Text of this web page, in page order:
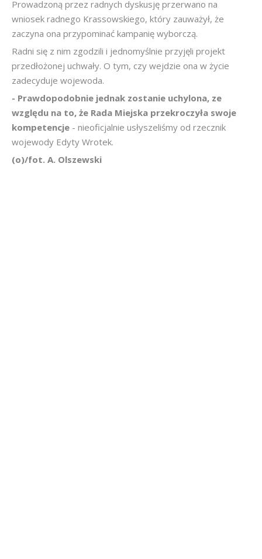
Prowadzoną przez radnych dyskusję przerwano na
wniosek radnego Krassowskiego, który zauważył, że
zaczyna ona przypominać kampanię wyborczą.
Radni się z nim zgodzili i jednomyślnie przyjęli projekt
przedłożonej uchwały. O tym, czy wejdzie ona w życie
zadecyduje wojewoda.
- Prawdopodobnie jednak zostanie uchylona, ze
względu na to, że Rada Miejska przekroczyła swoje
kompetencje - nieoficjalnie usłyszeliśmy od rzecznik
wojewody Edyty Wrotek.
(o)/fot. A. Olszewski